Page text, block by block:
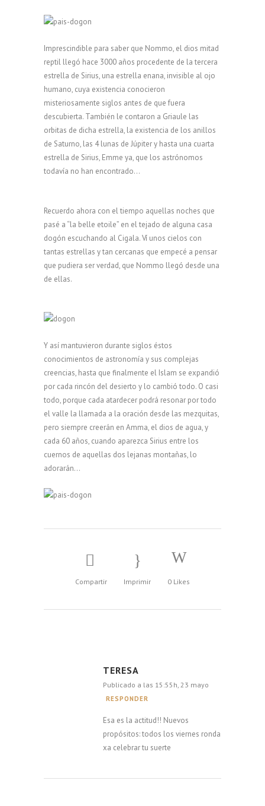
Imprescindible para saber que Nommo, el dios mitad
reptil llegó hace 3000 años procedente de la tercera
estrella de Sirius, una estrella enana, invisible al ojo
humano, cuya existencia conocieron
misteriosamente siglos antes de que fuera
descubierta. También le contaron a Griaule las
orbitas de dicha estrella, la existencia de los anillos
de Saturno, las 4 lunas de Júpiter y hasta una cuarta
estrella de Sirius, Emme ya, que los astrónomos
todavía no han encontrado…
Recuerdo ahora con el tiempo aquellas noches que
pasé a “la belle etoile” en el tejado de alguna casa
dogón escuchando al Cigala. Ví unos cielos con
tantas estrellas y tan cercanas que empecé a pensar
que pudiera ser verdad, que Nommo llegó desde una
de ellas.
Y así mantuvieron durante siglos éstos
conocimientos de astronomía y sus complejas
creencias, hasta que finalmente el Islam se expandió
por cada rincón del desierto y lo cambió todo. O casi
todo, porque cada atardecer podrá resonar por todo
el valle la llamada a la oración desde las mezquitas,
pero siempre creerán en Amma, el dios de agua, y
cada 60 años, cuando aparezca Sirius entre los
cuernos de aquellas dos lejanas montañas, lo
adorarán…
Compartir Imprimir 0 Likes
TERESA
Publicado a las 15:55h, 23 mayo
RESPONDER
Esa es la actitud!! Nuevos
propósitos: todos los viernes ronda
xa celebrar tu suerte